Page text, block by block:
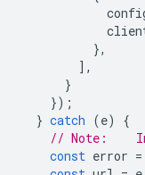
},
],
}
});
} catch (e)
{
// Note:    In
const error =